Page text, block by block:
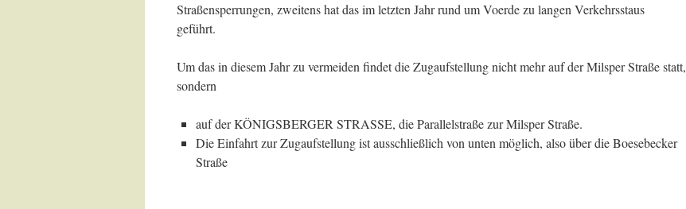
Straßensperrungen, zweitens hat das im letzten Jahr rund um Voerde zu langen Verkehrsstaus
geführt.
Um das in diesem Jahr zu vermeiden findet die Zugaufstellung nicht mehr auf der Milsper Straße statt,
sondern
auf der KÖNIGSBERGER STRASSE, die Parallelstraße zur Milsper Straße.
Die Einfahrt zur Zugaufstellung ist ausschließlich von unten möglich, also über die Boesebecker
Straße